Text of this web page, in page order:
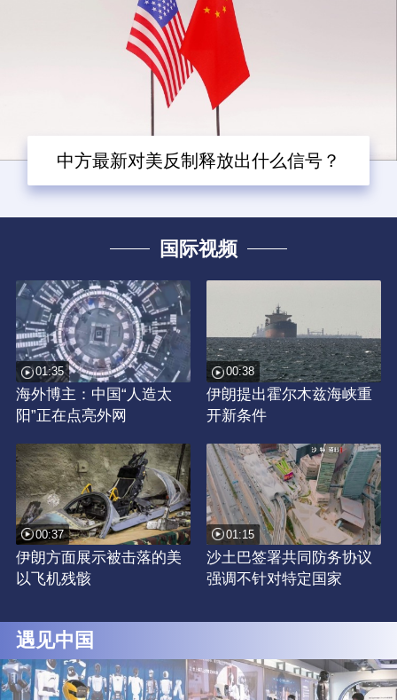
中方最新对美反制释放出什么信号？
国际视频
01:35
海外博主：中国“人造太
阳”正在点亮外网
00:38
伊朗提出霍尔木兹海峡重
开新条件
00:37
伊朗方面展示被击落的美
以飞机残骸
01:15
沙土巴签署共同防务协议
强调不针对特定国家
遇见中国